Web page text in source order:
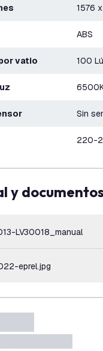
1576
ABS
vatio 100
Sin
220-
y documentos
LV30018_manual
eprel.jpg